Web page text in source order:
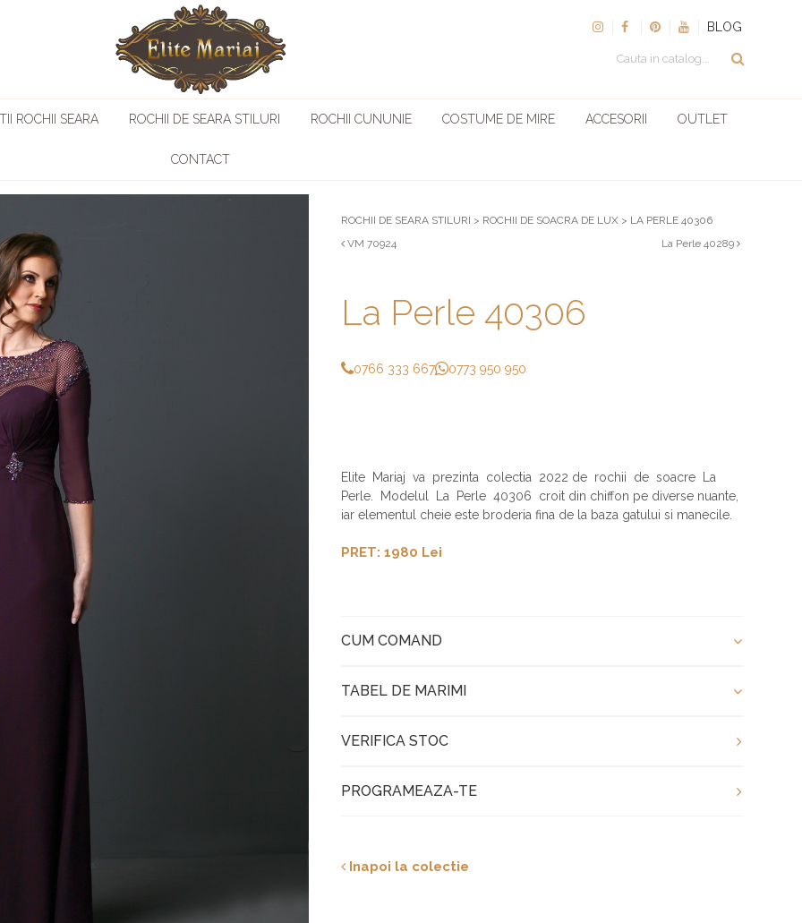
BLOG
ROCHII SEARA ROCHII DE SEARA STILURI ROCHII CUNUNIE COSTUME DE MIRE ACCESORII OUTLET
CONTACT
ROCHII DE SEARA STILURI > ROCHII DE SOACRA DE LUX > LA PERLE 40306
VM 70924
La Perle 40289
La Perle 40306
0766 333 667 0773 950 950
Elite Mariaj va prezinta colectia 2022 de rochii de soacre La
Perle. Modelul La Perle 40306 croit din chiffon pe diverse nuante,
iar elementul cheie este broderia fina de la baza gatului si manecile.
PRET: 1980 Lei
CUM COMAND
TABEL DE MARIMI
VERIFICA STOC
PROGRAMEAZA-TE
Inapoi la colectie